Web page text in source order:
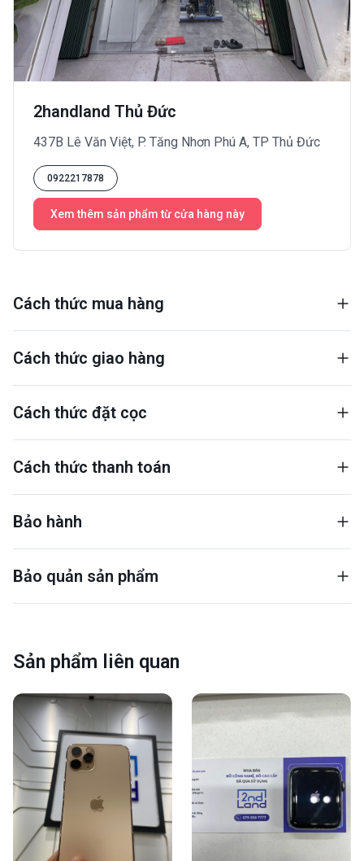
2handland Thủ Đức
437B Lê Văn Việt, P. Tăng Nhơn Phú A, TP Thủ Đức
0922217878
Xem thêm sản phẩm từ cửa hàng này
Cách thức mua hàng
Cách thức giao hàng
Cách thức đặt cọc
Cách thức thanh toán
Bảo hành
Bảo quản sản phẩm
Sản phẩm liên quan